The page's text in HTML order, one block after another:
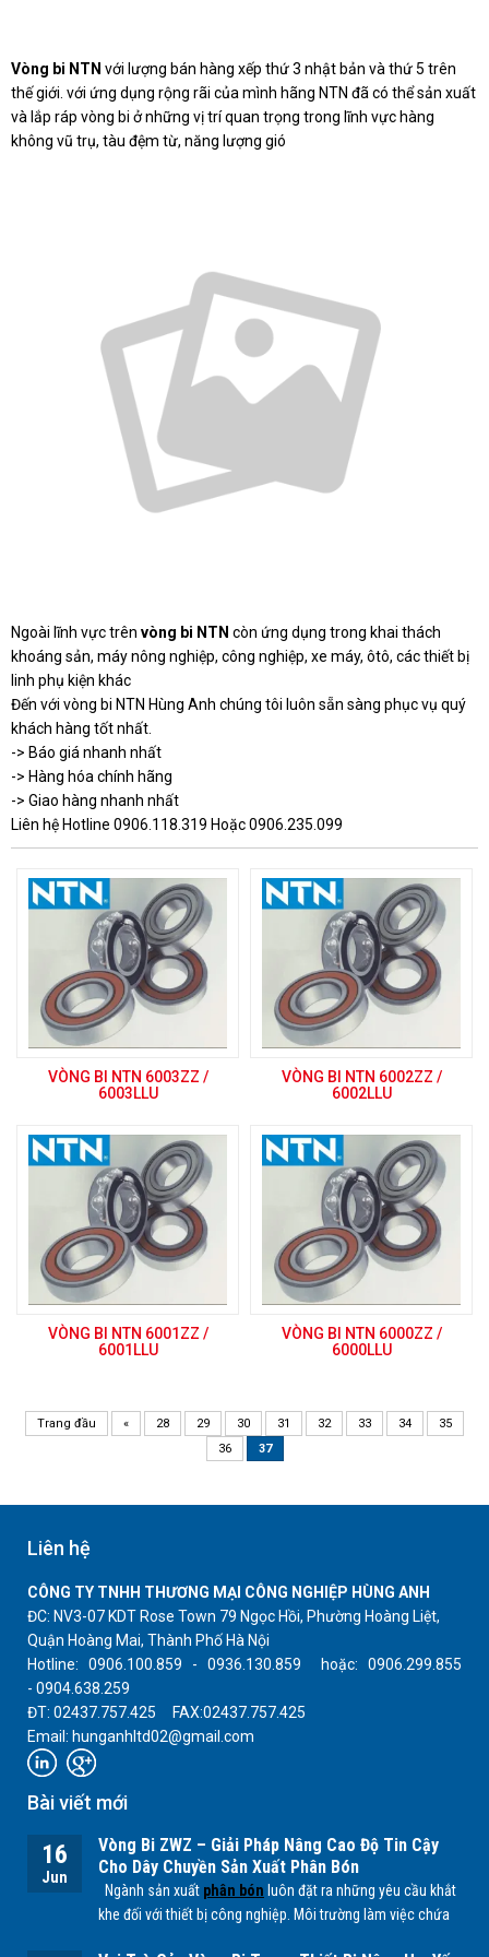
Vòng bi NTN với lượng bán hàng xếp thứ 3 nhật bản và thứ 5 trên
thế giới. với ứng dụng rộng rãi của mình hãng NTN đã có thể sản xuất
và lắp ráp vòng bi ở những vị trí quan trọng trong lĩnh vực hàng
không vũ trụ, tàu đệm từ, năng lượng gió
Ngoài lĩnh vực trên vòng bi NTN còn ứng dụng trong khai thách
khoáng sản, máy nông nghiệp, công nghiệp, xe máy, ôtô, các thiết bị
linh phụ kiện khác
Đến với vòng bi NTN Hùng Anh chúng tôi luôn sẵn sàng phục vụ quý
khách hàng tốt nhất.
-> Báo giá nhanh nhất
-> Hàng hóa chính hãng
-> Giao hàng nhanh nhất
Liên hệ Hotline 0906.118.319 Hoặc 0906.235.099
VÒNG BI NTN 6003ZZ /
6003LLU
VÒNG BI NTN 6002ZZ /
6002LLU
VÒNG BI NTN 6001ZZ /
6001LLU
VÒNG BI NTN 6000ZZ /
6000LLU
Trang đầu « 28 29 30 31 32 33 34
35
36
37
Liên hệ
CÔNG TY TNHH THƯƠNG MẠI CÔNG NGHIỆP HÙNG ANH
ĐC: NV3-07 KDT Rose Town 79 Ngọc Hồi, Phường Hoàng Liệt,
Quận Hoàng Mai, Thành Phố Hà Nội
Hotline: 0906.100.859 - 0936.130.859 hoặc: 0906.299.855
- 0904.638.259
ĐT: 02437.757.425 FAX:02437.757.425
Email: hunganhltd02@gmail.com
Bài viết mới
16
Jun
Vòng Bi ZWZ – Giải Pháp Nâng Cao Độ Tin Cậy
Cho Dây Chuyền Sản Xuất Phân Bón
Ngành sản xuất phân bón luôn đặt ra những yêu cầu khắt
khe đối với thiết bị công nghiệp. Môi trường làm việc chứa